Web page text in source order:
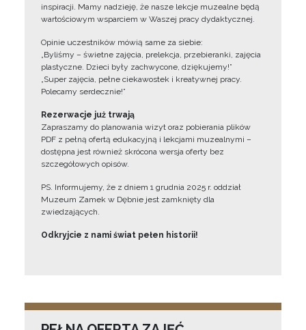
inspiracji. Mamy nadzieję, że nasze lekcje muzealne będą
wartościowym wsparciem w Waszej pracy dydaktycznej.
Opinie uczestników mówią same za siebie:
„Byliśmy – świetne zajęcia, prelekcja, przebieranki, zajęcia
plastyczne. Dzieci były zachwycone, dziękujemy!”
„Super zajęcia, pełne ciekawostek i kreatywnej pracy.
Polecamy serdecznie!”
Rezerwacje już trwają
Zapraszamy do planowania wizyt oraz pobierania plików
PDF z pełną ofertą edukacyjną i lekcjami muzealnymi –
dostępna jest również skrócona wersja oferty bez
szczegółowych opisów.
PS. Informujemy, że z dniem 1 grudnia 2025 r. oddział
Muzeum Zamek w Dębnie jest zamknięty dla
zwiedzających.
Odkryjcie z nami świat pełen historii!